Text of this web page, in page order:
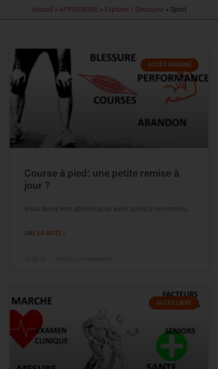
Accueil » APPRENDRE » Explorer / Découvrir » Sport
ACCÈS ABONNÉ
Course à pied: une petite remise à
jour ?
Vous devez être abonné pour avoir accès à ce contenu.
LIRE LA SUITE »
ACCÈS LIBRE